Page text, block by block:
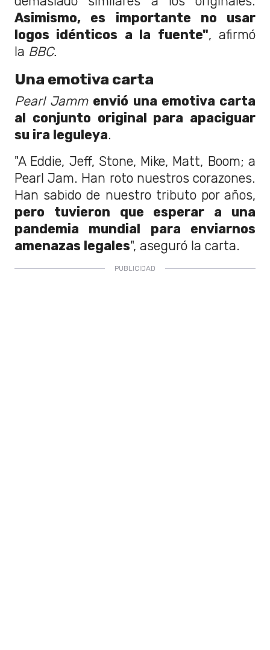
Asimismo, es importante no usar
logos idénticos a la fuente", afirmó
la BBC.
Una emotiva carta
Pearl Jamm envió una emotiva carta
al conjunto original para apaciguar
su ira leguleya.
"A Eddie, Jeff, Stone, Mike, Matt, Boom; a
Pearl Jam. Han roto nuestros corazones.
Han sabido de nuestro tributo por años,
pero tuvieron que esperar a una
pandemia mundial para enviarnos
amenazas legales", aseguró la carta.